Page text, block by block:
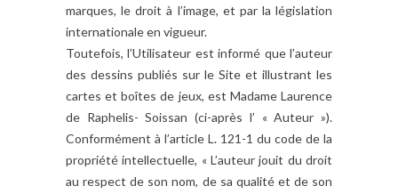
marques, le droit à l’image, et par la législation
internationale en vigueur.
Toutefois, l’Utilisateur est informé que l’auteur
des dessins publiés sur le Site et illustrant les
cartes et boîtes de jeux, est Madame Laurence
de Raphelis- Soissan (ci-après l’ « Auteur »).
Conformément à l’article L. 121-1 du code de la
propriété intellectuelle, « L’auteur jouit du droit
au respect de son nom, de sa qualité et de son